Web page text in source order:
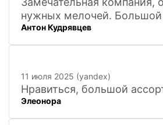
нужных мелочей.
Антон Кудрявцев
11 июля 2025 (yandex)
Нравиться, большой
Элеонора